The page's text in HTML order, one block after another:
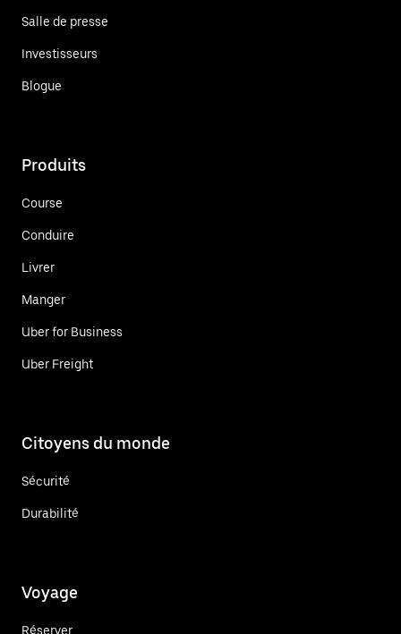
Salle de presse
Investisseurs
Blogue
Produits
Course
Conduire
Livrer
Manger
Uber for Business
Uber Freight
Citoyens du monde
Sécurité
Durabilité
Voyage
Réserver